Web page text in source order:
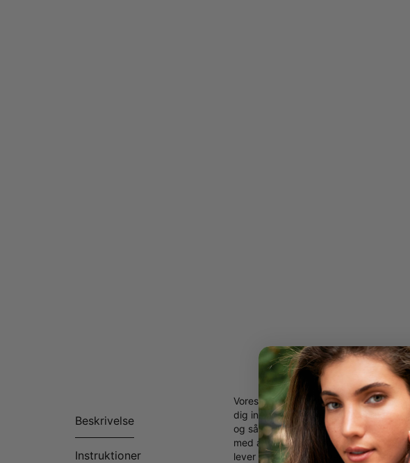
Beskrivelse
Instruktioner
Vores personlige Kursiv
dig inkludere unikke tegn, herunder
og så håndterer vores dygtige
med andre. Prøv med et kæledyrs
lever dit liv på eller hvem du virkelig